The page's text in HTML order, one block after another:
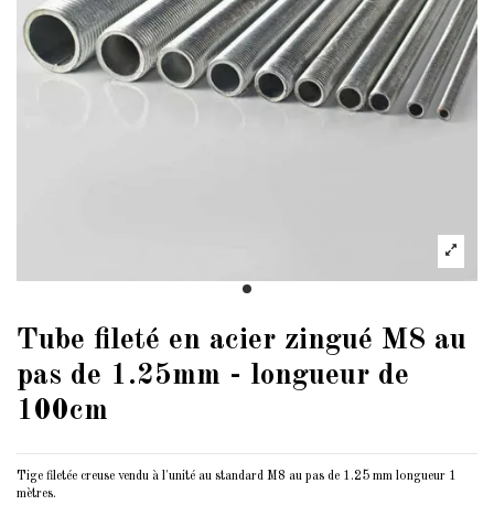
Tube fileté en acier zingué M8 au
pas de 1.25mm - longueur de
100cm
Tige filetée creuse vendu à l'unité au standard M8 au pas de 1.25 mm longueur 1
mètres.